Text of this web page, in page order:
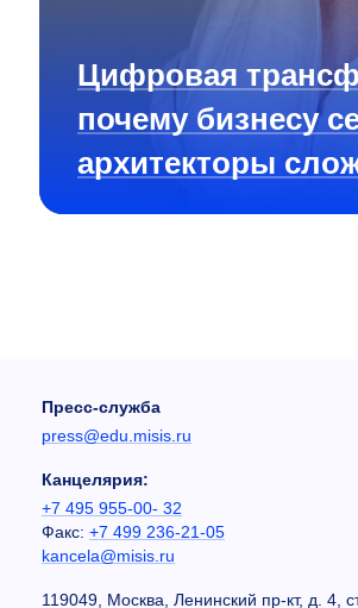
Цифровая
почему бизнесу
архитекторы
Пресс-служба
press@edu.misis.ru
Канцелярия:
+7 495 955-00- 32
Факс: +7 499 236-21-05
kancela@misis.ru
119049, Москва, Ленинский пр-кт, д. 4,